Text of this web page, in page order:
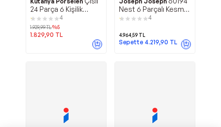
24 Parça 6 Kişilik
Yemek Takımı
4
1.929,99TL%5
1.829,90 TL
Nest 6 Parçalı Kesme
Tahtası ve Bıçak Seti
4
4.964,59 TL
Sepette 4.219,90 TL